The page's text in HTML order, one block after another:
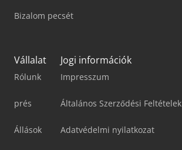
Bizalom pecsét
Vállalat
Rólunk
prés
Állások
Jogi információk
Impresszum
Általános Szerződési Feltételek
Adatvédelmi nyilatkozat